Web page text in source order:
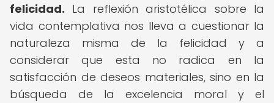
felicidad. La reflexión aristotélica sobre la
vida contemplativa nos lleva a cuestionar la
naturaleza misma de la felicidad y a
considerar que esta no radica en la
satisfacción de deseos materiales, sino en la
búsqueda de la excelencia moral y el